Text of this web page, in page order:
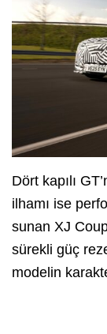
Dört kapılı
ilhamı ise
sunan XJ
sürekli güç
modelin